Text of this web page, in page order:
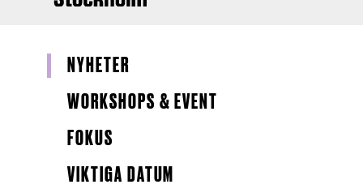
NYHETER
WORKSHOPS & EVENT
FOKUS
VIKTIGA DATUM